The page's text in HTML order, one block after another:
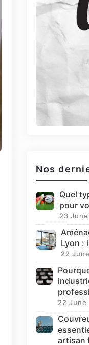
Nos
Quel
pour
23
Lyon :
22
22 June
artisan